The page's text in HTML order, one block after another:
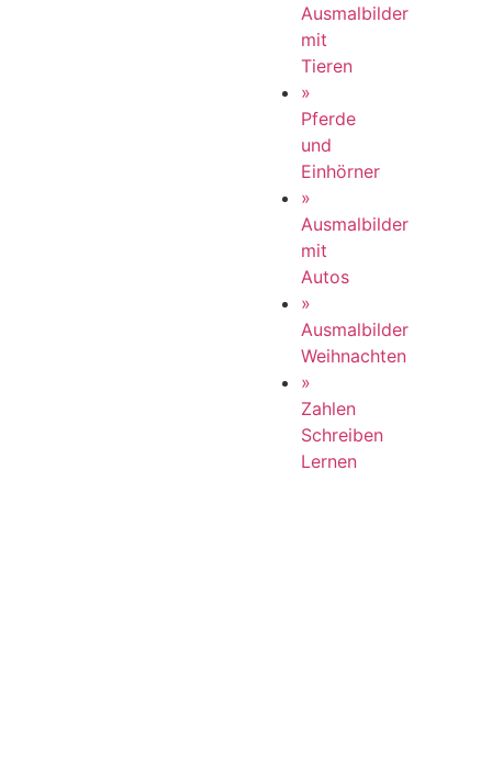
Ausmalbilder
mit
Tieren
»
Pferde
und
Einhörner
»
Ausmalbilder
mit
Autos
»
Ausmalbilder
Weihnachten
»
Zahlen
Schreiben
Lernen